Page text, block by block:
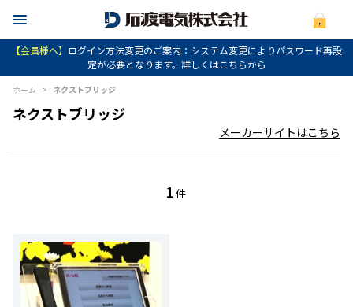
【会員様へ】 ログイン方法変更のご案内：システム変更によりパスワード再設
定が必要となります。詳しくはこちらから
ホーム > ネクストブリッジ
ネクストブリッジ
メーカーサイトはこちら
1件